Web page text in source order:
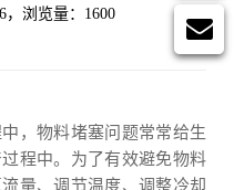
，浏览量：1600
，物料堵塞问题常常给生
程中。为了有效避免物料
量、调节温度、调整冷却